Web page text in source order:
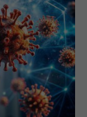
Florescu: